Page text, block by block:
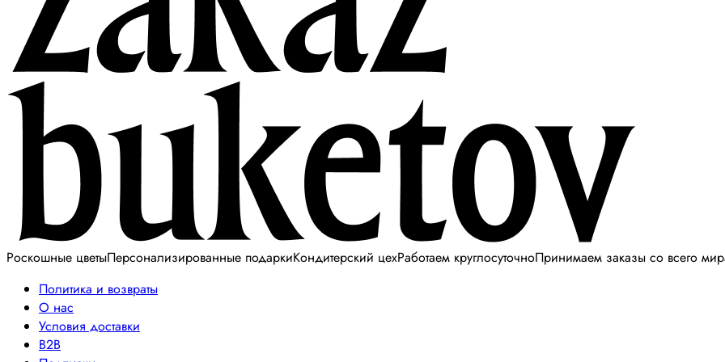
Роскошные цветыПерсонализированные подаркиКондитерский цехРаботаем круглосуточноПринимаем заказы со всего
Политика и возвраты
О нас
Условия доставки
B2B